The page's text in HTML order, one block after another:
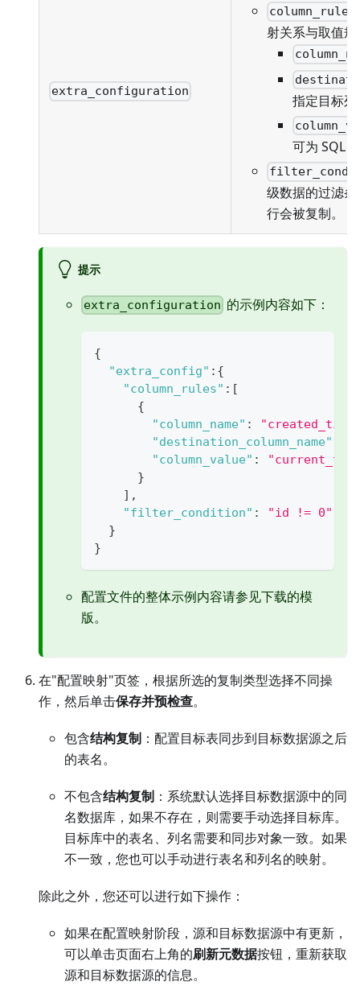
extra_configuration
column_rules
射关系与取值
指定目标
可为 SQL
级数据的过滤
行会被复制。
提示
extra_configuration 的示例内容如下：
{
"extra_config" : {
"column_rules" : [
{
"column_name" :
"destination_column_name"
"column_value" :
}
] ,
"filter_condition" : "id != 0"
}
}
配置文件的整体示例内容请参见下载的模
版。
在"配置映射"页签，根据所选的复制类型选择不同操
作，然后单击保存并预检查。
包含结构复制 ：配置目标表同步到目标数据源之后
的表名。
不包含结构复制 ：系统默认选择目标数据源中的同
名数据库，如果不存在，则需要手动选择目标库。
目标库中的表名、列名需要和同步对象一致。如果
不一致，您也可以手动进行表名和列名的映射。
除此之外，您还可以进行如下操作：
如果在配置映射阶段，源和目标数据源中有更新，
可以单击页面右上角的刷新元数据按钮，重新获取
源和目标数据源的信息。